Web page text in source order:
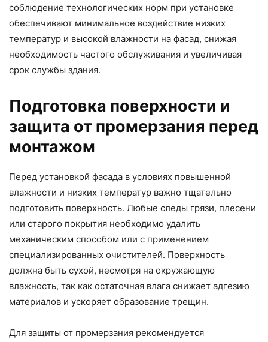
соблюдение технологических норм при установке
обеспечивают минимальное воздействие низких
температур и высокой влажности на фасад, снижая
необходимость частого обслуживания и увеличивая
срок службы здания.
Подготовка поверхности и
защита от промерзания перед
монтажом
Перед установкой фасада в условиях повышенной
влажности и низких температур важно тщательно
подготовить поверхность. Любые следы грязи, плесени
или старого покрытия необходимо удалить
механическим способом или с применением
специализированных очистителей. Поверхность
должна быть сухой, несмотря на окружающую
влажность, так как остаточная влага снижает адгезию
материалов и ускоряет образование трещин.
Для защиты от промерзания рекомендуется